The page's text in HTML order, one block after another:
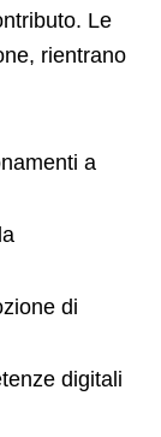
Le
rientrano
a
di
digitali